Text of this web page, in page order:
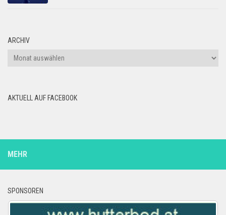
ARCHIV
Archiv
AKTUELL AUF FACEBOOK
MEHR
SPONSOREN